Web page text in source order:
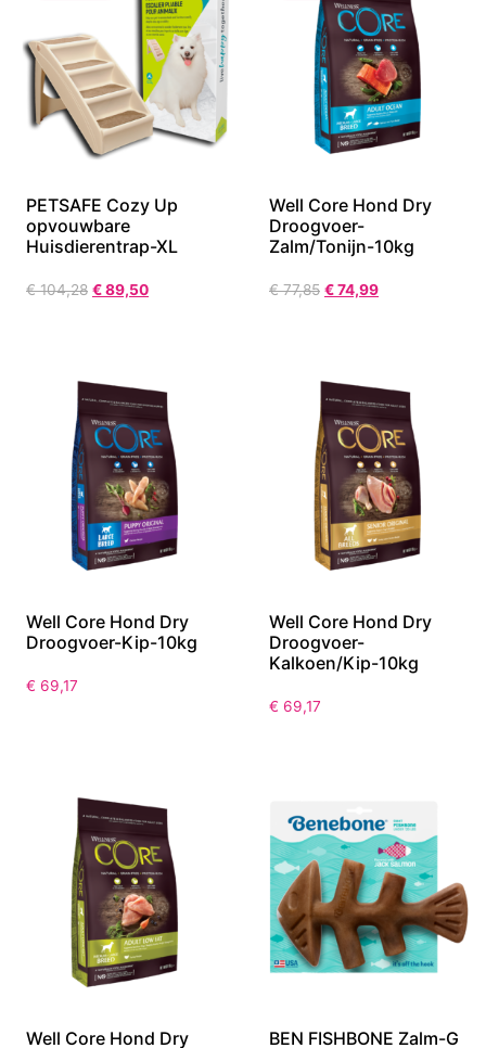
PETSAFE Cozy Up
opvouwbare
Huisdierentrap-XL
€104,28 €89,50
Well Core Hond Dry
Droogvoer-
Zalm/Tonijn-10kg
€77,85 €74,99
Well Core Hond Dry
Droogvoer-Kip-10kg
€ 69,17
Well Core Hond Dry
Droogvoer-
Kalkoen/Kip-10kg
€ 69,17
Well Core Hond Dry
BEN FISHBONE Zalm-G